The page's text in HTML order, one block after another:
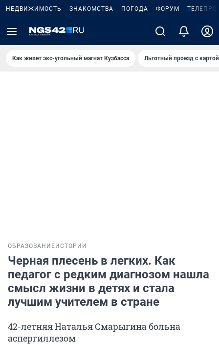
НЕДВИЖИМОСТЬ ЗНАКОМСТВА ПОГОДА ФОРУМ
Как живет экс-угольный магнат Кузбасса Льготный проезд с
ОБРАЗОВАНИЕ ИСТОРИИ
Черная плесень в легких. Как
педагог с редким диагнозом нашла
смысл жизни в детях и стала
лучшим учителем в стране
42-летняя Наталья Смарыгина больна
аспергиллезом